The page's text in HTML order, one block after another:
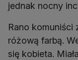
jednak nocny
Rano komuniści
różową farbą.
się kobieta.